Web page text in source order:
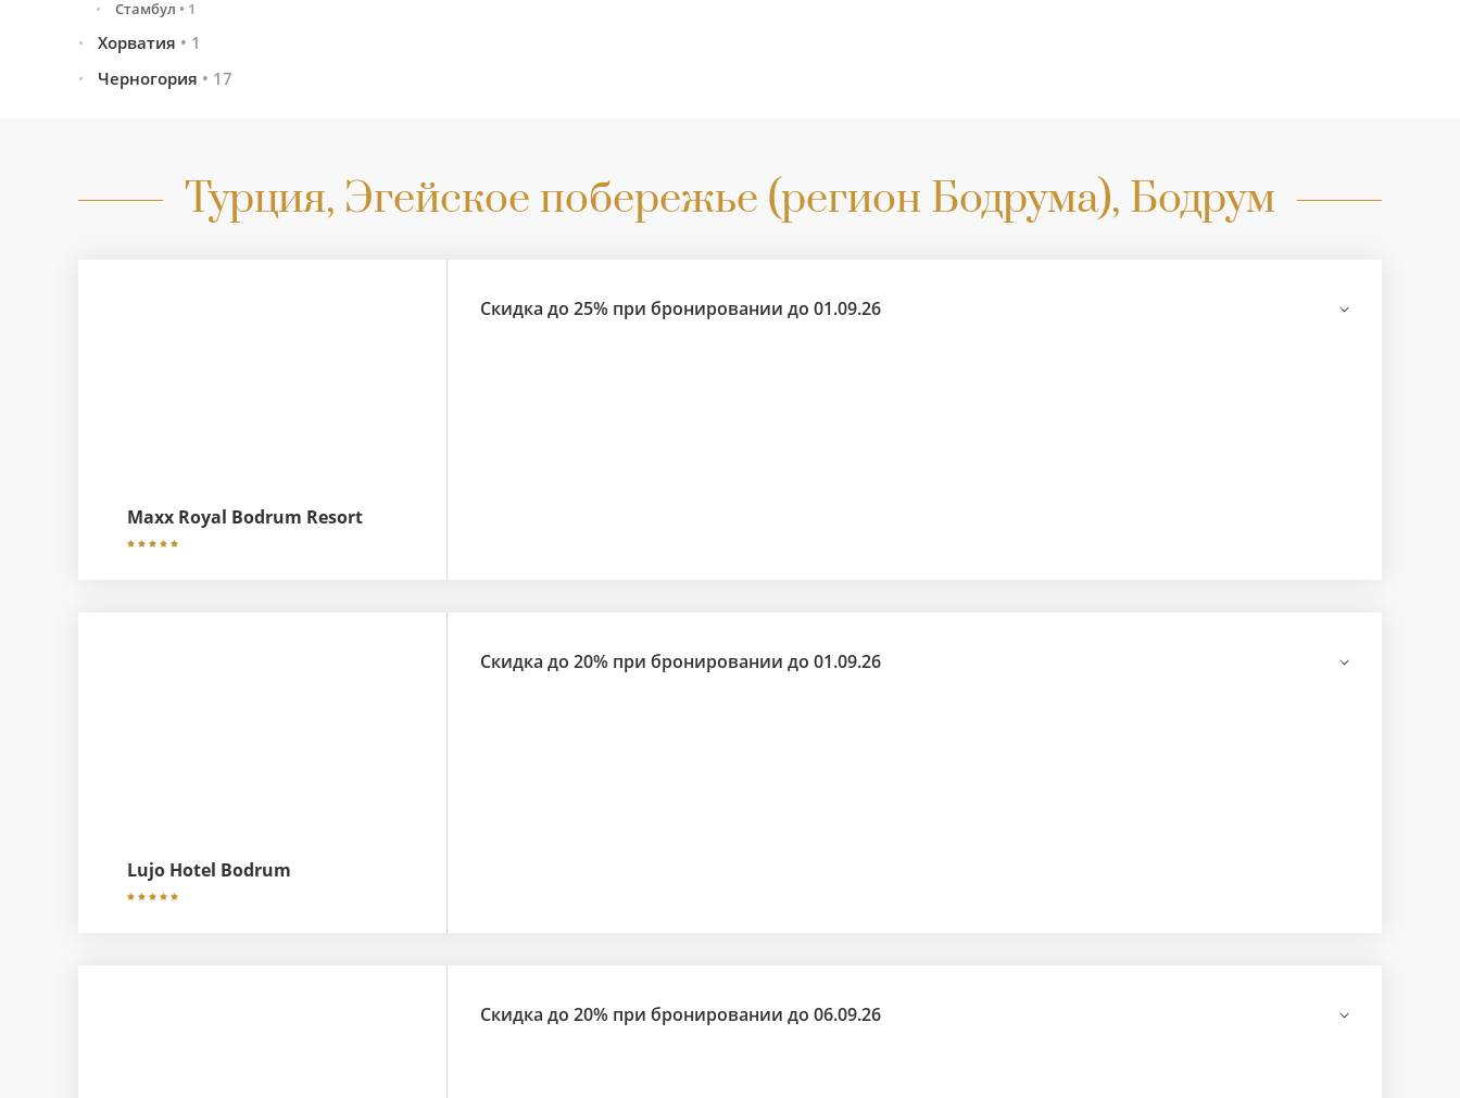
Стамбул • 1
Хорватия • 1
Сплит•1
Черногория • 17
Святой Стефан
Херцег-Нови
6
Турция, Эгейское побережье (регион Бодрума), Бодрум
Maxx Royal Bodrum Resort
Скидка до 25% при бронировании до 01.09.26
Lujo Hotel Bodrum
Скидка до 20% при бронировании до 01.09.26
Скидка до 20% при бронировании до 06.09.26